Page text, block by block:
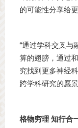
的可能性分享给
“通过学科交叉与
算的翅膀，通过
究找到更多神经
跨学科研究的愿景
格物穷理 知行合